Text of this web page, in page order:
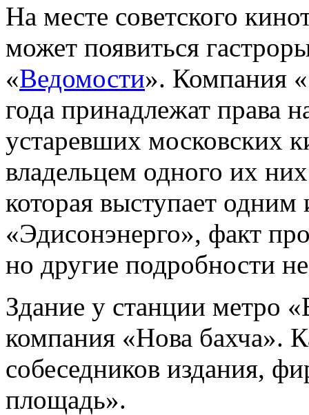
На месте советского
может появиться
«Ведомости». Компания
года принадлежат права
устаревших московских
владельцем одного их
которая выступает одним
«Эдисонэнерго», факт
но другие подробности
Здание у станции метро
компания «Нова бахча».
собеседников издания,
площадь».